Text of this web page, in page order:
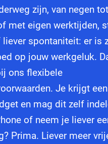
zijn, van negen
met eigen werktijden,
spontaniteit: er is
op jouw werkgeluk.
ons flexibele
Je krijgt een
en mag dit zelf
of neem je liever
Prima. Liever meer